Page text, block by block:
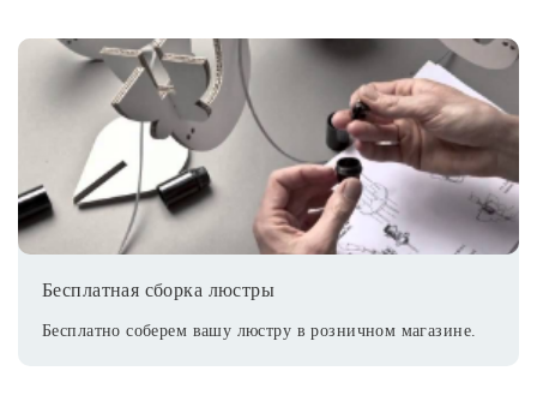
Бесплатная сборка люстры
Бесплатно соберем вашу люстру в розничном магазине.